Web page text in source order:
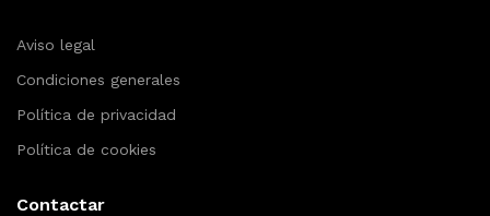
Aviso legal
Condiciones generales
Política de privacidad
Política de cookies
Contactar